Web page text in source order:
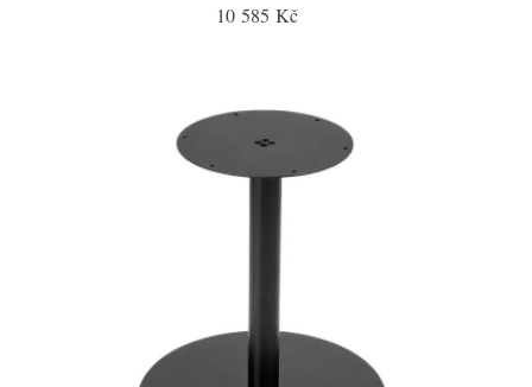
10 585 Kč